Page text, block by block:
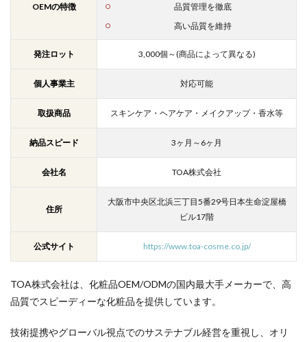
OEMの特徴
品質管理を徹底
高い品質を維持
発注ロット 3,000個～(商品によって異なる)
個人事業主 対応可能
取扱商品 スキンケア・ヘアケア・メイクアップ・香水等
納品スピード 3ヶ月～6ヶ月
会社名 TOA株式会社
住所
大阪市中央区北浜三丁目5番29号日本生命淀屋橋
ビル17階
公式サイト https://www.toa-cosme.co.jp/
TOA株式会社は、化粧品OEM/ODMの国内最大手メーカーで、高
品質でスピーディーな化粧品を提供しています。
技術提携やグローバル視点でのサステナブル経営を重視し、オリ